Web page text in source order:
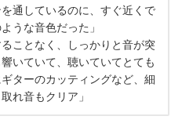
通しているのに、すぐ近くで
うな音色だった」
ことなく、しっかりと音が突
いていて、聴いていてとても
ターのカッティングなど、細
れ音もクリア」